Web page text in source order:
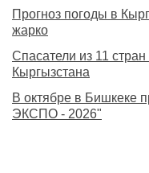
Прогноз погоды в
жарко
Спасатели из 11
Кыргызстана
В октябре в Бишкеке
ЭКСПО - 2026"